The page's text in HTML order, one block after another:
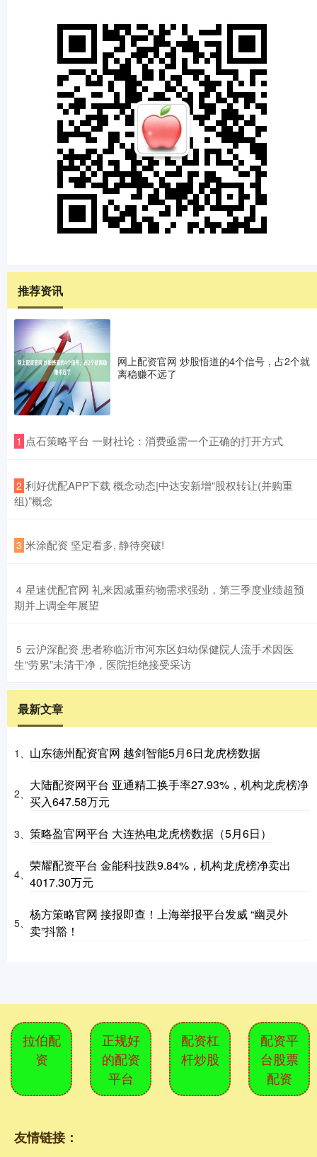
推荐资讯
网上配资官网 炒股悟道的4个信号，占2个就
离稳赚不远了
1 ​点石策略平台 一财社论：消费亟需一个正确的打开方式
2 ​利好优配APP下载 概念动态|中达安新增“股权转让(并购重
组)”概念
3 ​米涂配资 坚定看多, 静待突破!
4 ​星速优配官网 礼来因减重药物需求强劲，第三季度业绩超预
期并上调全年展望
5 ​云沪深配资 患者称临沂市河东区妇幼保健院人流手术因医
生“劳累”未清干净，医院拒绝接受采访
最新文章
1、 山东德州配资官网 越剑智能5月6日龙虎榜数据
2、
大陆配资网平台 亚通精工换手率27.93%，机构龙虎榜净
买入647.58万元
3、 策略盈官网平台 大连热电龙虎榜数据（5月6日）
4、
荣耀配资平台 金能科技跌9.84%，机构龙虎榜净卖出
4017.30万元
5、
杨方策略官网 接报即查！上海举报平台发威 “幽灵外
卖”抖豁！
拉伯配
资
正规好
的配资
平台
配资杠
杆炒股
配资平
台股票
配资
友情链接：